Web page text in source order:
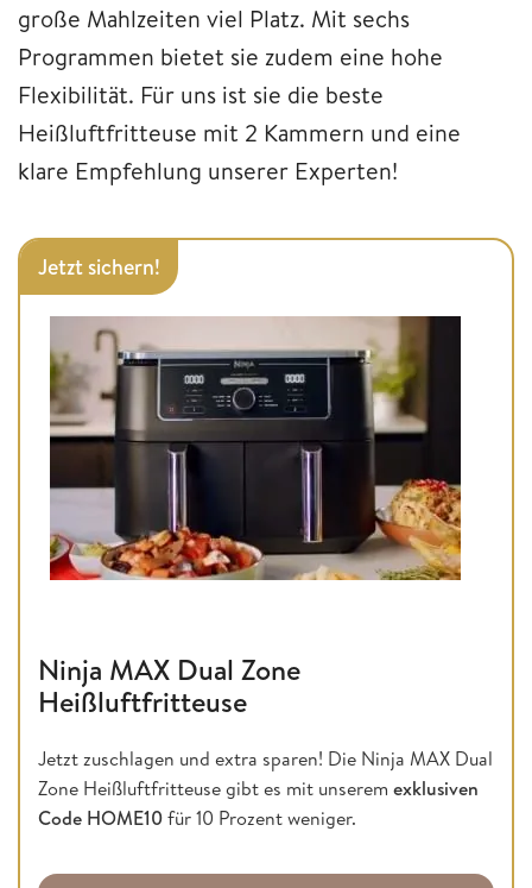
große Mahlzeiten viel Platz. Mit sechs
Programmen bietet sie zudem eine hohe
Flexibilität. Für uns ist sie die beste
Heißluftfritteuse mit 2 Kammern und eine
klare Empfehlung unserer Experten!
Jetzt sichern!
Ninja MAX Dual Zone
Heißluftfritteuse
Jetzt zuschlagen und extra sparen! Die Ninja MAX Dual
Zone Heißluftfritteuse gibt es mit unserem exklusiven
Code HOME10für 10 Prozent weniger.